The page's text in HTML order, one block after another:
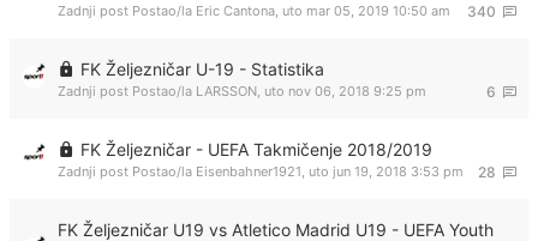
340
Zadnji post Postao/la Eric Cantona, uto mar 05, 2019 10:50 am
FK Željezničar U-19 - Statistika
6
Zadnji post Postao/la LARSSON, uto nov 06, 2018 9:25 pm
FK Željezničar - UEFA Takmičenje 2018/2019
28
Zadnji post Postao/la Eisenbahner1921, uto jun 19, 2018 3:53 pm
FK Željezničar U19 vs Atletico Madrid U19 - UEFA Youth